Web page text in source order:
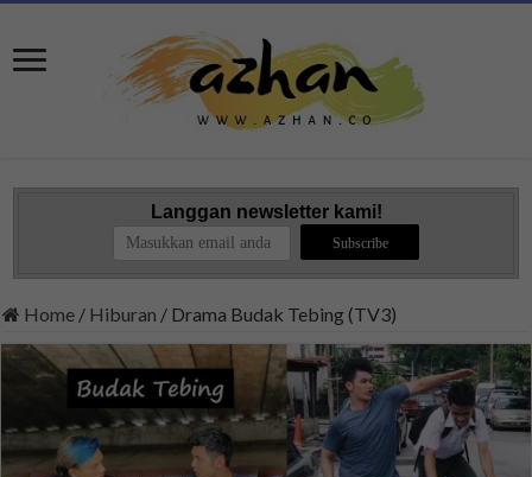
Langgan newsletter kami!
Home / Hiburan / Drama Budak Tebing (TV3)